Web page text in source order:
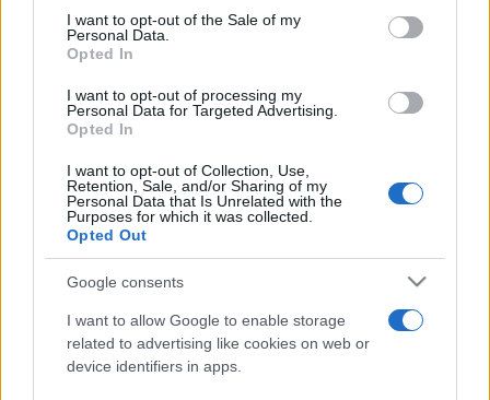
services and may gather and store information including but
not limited to your visit or usage behaviour. You may click to
grant or deny consent to Google and its third-party tags to
consent section.
I want to opt-out of the Sale of my
Personal Data.
Opted In
I want to opt-out of processing my
Personal Data for Targeted Advertising.
Opted In
I want to opt-out of Collection, Use,
Retention, Sale, and/or Sharing of my
Personal Data that Is Unrelated with the
Purposes for which it was collected.
Opted Out
Google consents
I want to allow Google to enable storage
related to advertising like cookies on web or
device identifiers in apps.